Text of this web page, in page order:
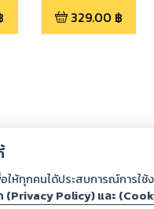
329.00 ฿
ใดที่อัปโหลดผ่านเว็บไซต์และปรากฏ
องบุคคลอื่นหรือขัดต่อกฎหมายแล
รณญาณในการกลั่นกรองด้วยตนเอง
อให้ทุกคนได้ประสบการณ์การใ
(Privacy Policy) และ